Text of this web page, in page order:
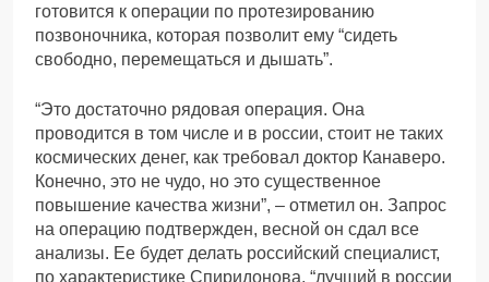
готовится к операции по протезированию
позвоночника, которая позволит ему “сидеть
свободно, перемещаться и дышать”.
“Это достаточно рядовая операция. Она
проводится в том числе и в россии, стоит не таких
космических денег, как требовал доктор Канаверо.
Конечно, это не чудо, но это существенное
повышение качества жизни”, – отметил он. Запрос
на операцию подтвержден, весной он сдал все
анализы. Ее будет делать российский специалист,
по характеристике Спиридонова, “лучший в россии